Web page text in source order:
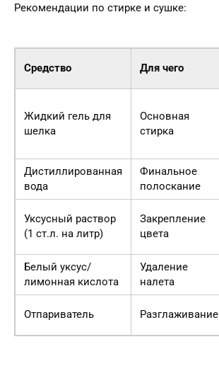
Рекомендации по стирке и сушке:
Средство Для чего
Жидкий гель для
шелка
Основная
стирка
Дистиллированная
вода
Финальное
полоскание
Уксусный раствор
(1 ст.л. на литр)
Закрепление
цвета
Белый уксус/
лимонная кислота
Удаление
налета
Отпариватель Разглаживание